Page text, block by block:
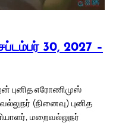
30, 2027 –
புனித எரோணிமுஸ்
(நினைவு) புனித
மறைவல்லுநர்